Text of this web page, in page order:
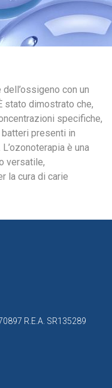
con un
stato dimostrato che,
specifiche,
presenti in
è una
versatile,
la cura di carie
R.E.A. SR135289